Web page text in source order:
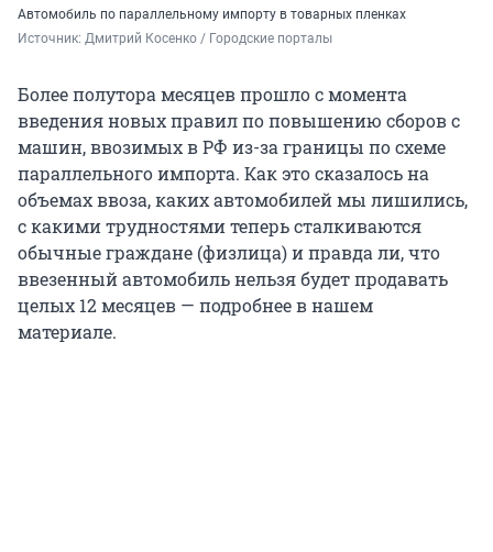
Автомобиль по параллельному импорту в товарных пленках
Источник: Дмитрий Косенко / Городские порталы
Более полутора месяцев прошло с момента
введения новых правил по повышению сборов с
машин, ввозимых в РФ из-за границы по схеме
параллельного импорта. Как это сказалось на
объемах ввоза, каких автомобилей мы лишились,
с какими трудностями теперь сталкиваются
обычные граждане (физлица) и правда ли, что
ввезенный автомобиль нельзя будет продавать
целых 12 месяцев — подробнее в нашем
материале.